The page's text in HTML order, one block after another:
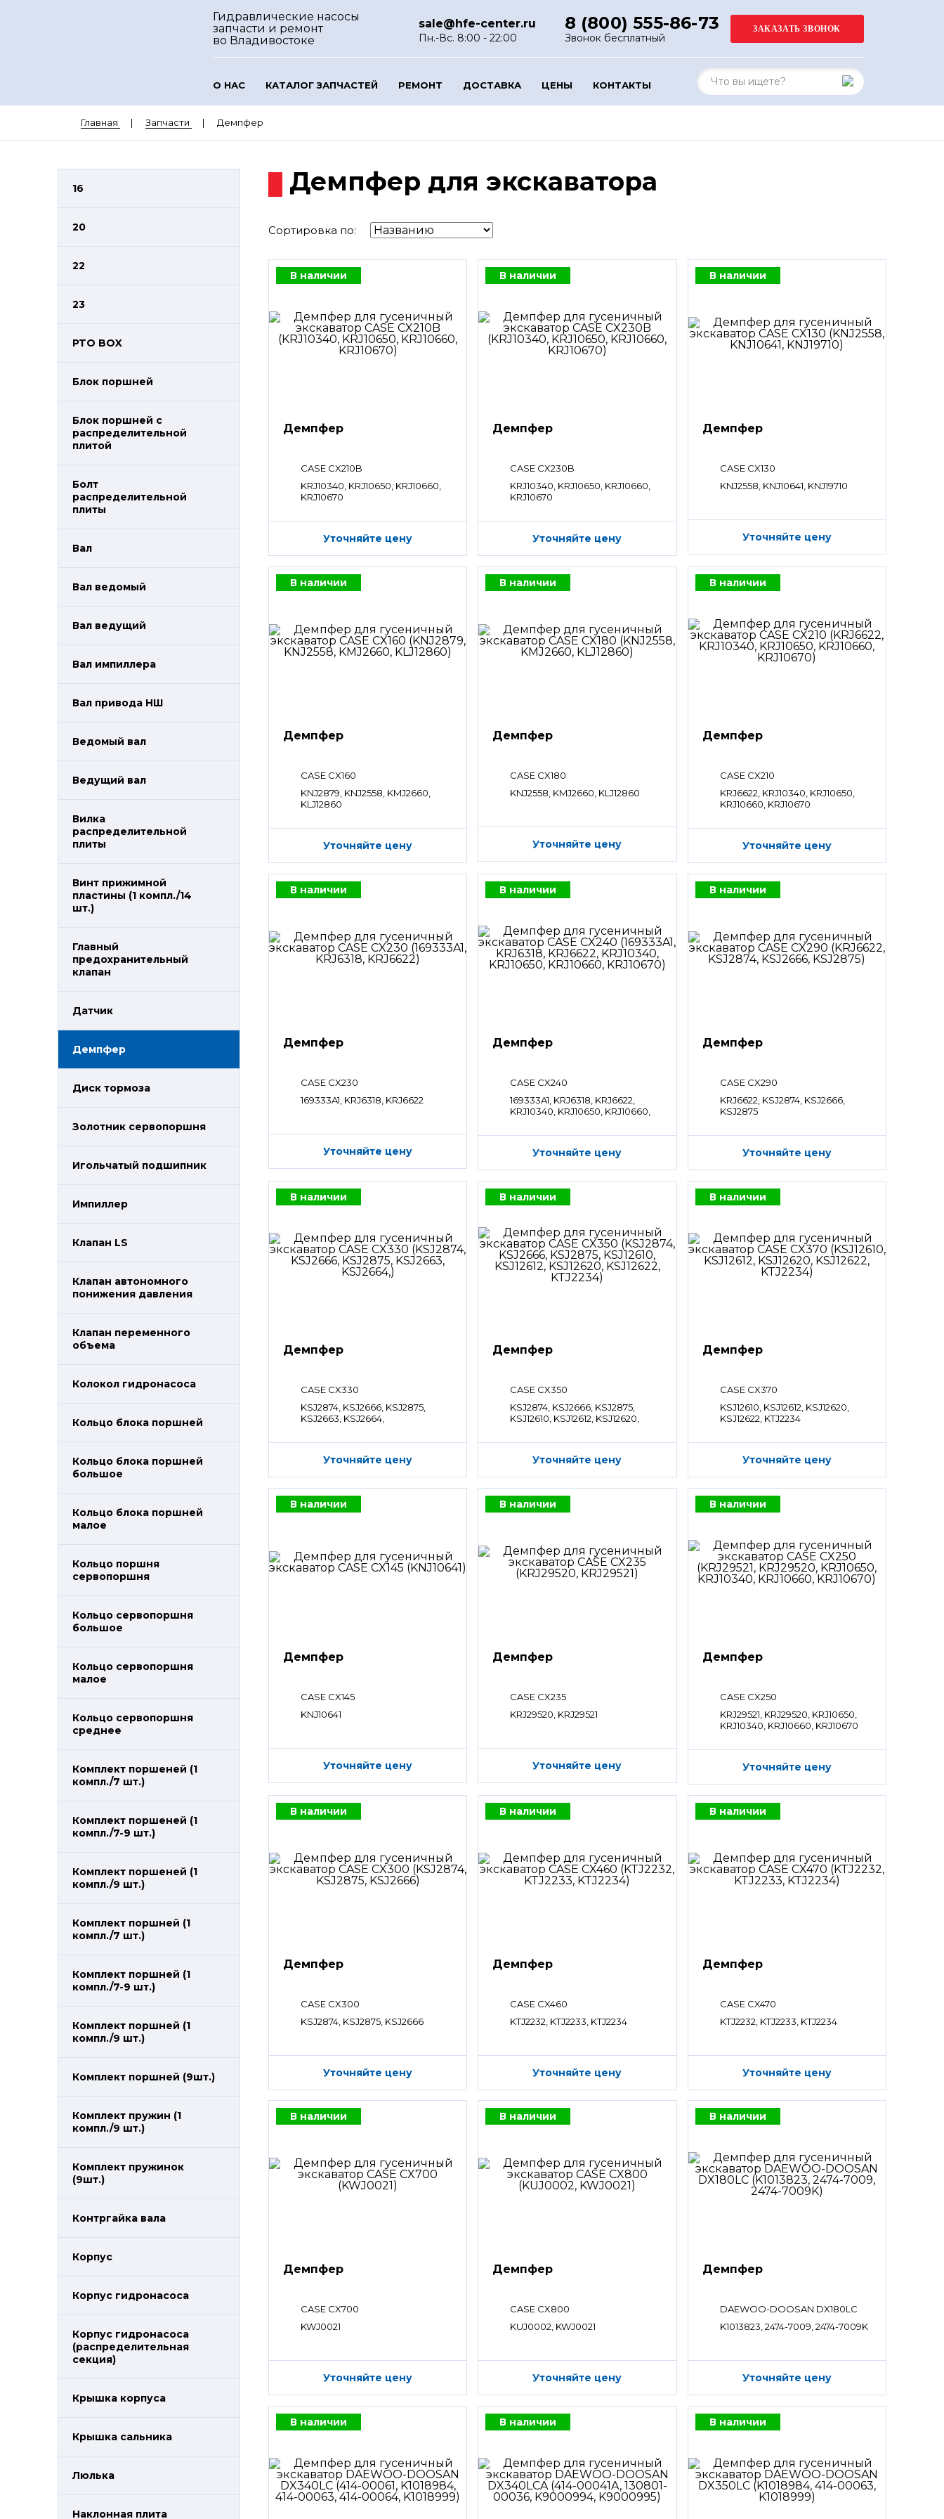
Гидравлические насосы
запчасти и ремонт
во Владивостоке
sale@hfe-center.ru
Пн.-Вс. 8:00 - 22:00
8 (800) 555-86-73
Звонок бесплатный
О НАС КАТАЛОГ ЗАПЧАСТЕЙ РЕМОНТ ДОСТАВКА ЦЕНЫ КОНТАКТЫ
Главная Запчасти Демпфер
16
20
22
23
PTO BOX
Блок поршней
Блок поршней c
распределительной
плитой
Болт
распределительной
плиты
Вал
Вал ведомый
Вал ведущий
Вал импиллера
Вал привода НШ
Ведомый вал
Ведущий вал
Вилка
распределительной
плиты
Винт прижимной
пластины (1 компл./14
шт.)
Главный
предохранительный
клапан
Датчик
Демпфер
Диск тормоза
Золотник сервопоршня
Игольчатый подшипник
Импиллер
Клапан LS
Клапан автономного
понижения давления
Клапан переменного
объема
Колокол гидронасоса
Кольцо блока поршней
Кольцо блока поршней
большое
Кольцо блока поршней
малое
Кольцо поршня
сервопоршня
Кольцо сервопоршня
большое
Кольцо сервопоршня
малое
Кольцо сервопоршня
среднее
Комплект поршеней (1
компл./7 шт.)
Комплект поршеней (1
компл./7-9 шт.)
Комплект поршеней (1
компл./9 шт.)
Комплект поршней (1
компл./7 шт.)
Комплект поршней (1
компл./7-9 шт.)
Комплект поршней (1
компл./9 шт.)
Комплект поршней (9шт.)
Комплект пружин (1
компл./9 шт.)
Комплект пружинок
(9шт.)
Контргайка вала
Корпус
Корпус гидронасоса
Корпус гидронасоса
(распределительная
секция)
Крышка корпуса
Крышка сальника
Люлька
Наклонная плита
Демпфер для экскаватора
Сортировка по:
В наличии
Демпфер
CASE CX210B
KRJ10340, KRJ10650, KRJ10660,
KRJ10670
Уточняйте цену
В наличии
Демпфер
CASE CX230B
KRJ10340, KRJ10650, KRJ10660,
KRJ10670
Уточняйте цену
В наличии
Демпфер
CASE CX130
KNJ2558, KNJ10641, KNJ19710
Уточняйте цену
В наличии
Демпфер
CASE CX160
KNJ2879, KNJ2558, KMJ2660,
KLJ12860
Уточняйте цену
В наличии
Демпфер
CASE CX180
KNJ2558, KMJ2660, KLJ12860
Уточняйте цену
В наличии
Демпфер
CASE CX210
KRJ6622, KRJ10340, KRJ10650,
KRJ10660, KRJ10670
Уточняйте цену
В наличии
Демпфер
CASE CX230
169333A1, KRJ6318, KRJ6622
Уточняйте цену
В наличии
Демпфер
CASE CX240
169333A1, KRJ6318, KRJ6622,
KRJ10340, KRJ10650, KRJ10660,
Уточняйте цену
В наличии
Демпфер
CASE CX290
KRJ6622, KSJ2874, KSJ2666,
KSJ2875
Уточняйте цену
В наличии
Демпфер
CASE CX330
KSJ2874, KSJ2666, KSJ2875,
KSJ2663, KSJ2664,
Уточняйте цену
В наличии
Демпфер
CASE CX350
KSJ2874, KSJ2666, KSJ2875,
KSJ12610, KSJ12612, KSJ12620,
Уточняйте цену
В наличии
Демпфер
CASE CX370
KSJ12610, KSJ12612, KSJ12620,
KSJ12622, KTJ2234
Уточняйте цену
В наличии
Демпфер
CASE CX145
KNJ10641
Уточняйте цену
В наличии
Демпфер
CASE CX235
KRJ29520, KRJ29521
Уточняйте цену
В наличии
Демпфер
CASE CX250
KRJ29521, KRJ29520, KRJ10650,
KRJ10340, KRJ10660, KRJ10670
Уточняйте цену
В наличии
Демпфер
CASE CX300
KSJ2874, KSJ2875, KSJ2666
Уточняйте цену
В наличии
Демпфер
CASE CX460
KTJ2232, KTJ2233, KTJ2234
Уточняйте цену
В наличии
Демпфер
CASE CX470
KTJ2232, KTJ2233, KTJ2234
Уточняйте цену
В наличии
Демпфер
CASE CX700
KWJ0021
Уточняйте цену
В наличии
Демпфер
CASE CX800
KUJ0002, KWJ0021
Уточняйте цену
В наличии
Демпфер
DAEWOO-DOOSAN DX180LC
K1013823, 2474-7009, 2474-7009K
Уточняйте цену
В наличии В наличии В наличии